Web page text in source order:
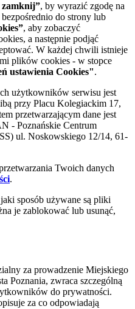
, by wyrazić zgodę na
do strony lub
, aby zobaczyć
a następnie podjąć
W każdej chwili istnieje
plików cookies - w stopce
ustawienia Cookies".
użytkowników serwisu jest
przy Placu Kolegiackim 17,
przetwarzającym dane jest
- Poznańskie Centrum
ul. Noskowskiego 12/14, 61-
Twoich danych
.
sposób używane są pliki
je zablokować lub usunąć,
za prowadzenie Miejskiego
Poznania, zwraca szczególną
do prywatności.
za co odpowiadają